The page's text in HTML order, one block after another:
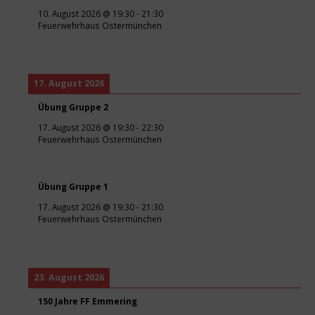
10. August 2026 @ 19:30- 21:30
Feuerwehrhaus Ostermünchen
17. August 2026
Übung Gruppe 2
17. August 2026 @ 19:30- 22:30
Feuerwehrhaus Ostermünchen
Übung Gruppe 1
17. August 2026 @ 19:30- 21:30
Feuerwehrhaus Ostermünchen
23. August 2026
150 Jahre FF Emmering